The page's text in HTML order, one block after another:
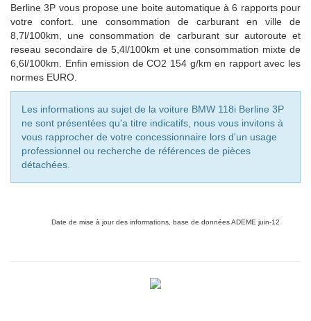
Berline 3P vous propose une boite automatique à6 rapports pour
votre confort. une consommation de carburant en ville de
8,7l/100km, une consommation de carburant sur autoroute et
reseau secondaire de 5,4l/100km et une consommation mixte de
6,6l/100km. Enfin emission de CO2 154 g/km en rapport avec les
normes EURO.
Les informations au sujet de la voiture BMW 118i Berline 3P
ne sont présentées qu'a titre indicatifs, nous vous invitons à
vous rapprocher de votre concessionnaire lors d'un usage
professionnel ou recherche de références de pièces
détachées.
Date de mise à jour des informations, base de données ADEME juin-12